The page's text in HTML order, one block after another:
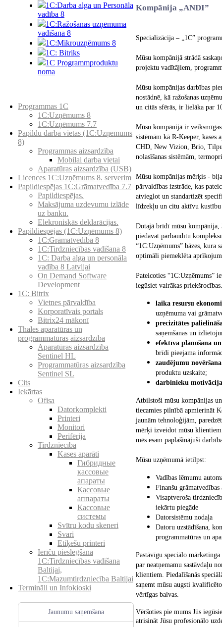
1C:Darba alga un Personāla
vadība 8
1C:Ražošanas uzņēmuma
vadīšana 8
1С:Мikrouzņēmums 8
1C: Bitriks
1C Programmproduktu
noma
Programmas 1C
1C:Uzņēmums 8
1C:Uzņēmums 7.7
Papildu darba vietas (1C:Uzņēmums
8)
Programmas aizsardzība
Mobilai darba vietai
Aparatūras aizsardzība (USB)
Licences 1C:Uzņēmums 8. serverim
Papildiespējas 1C:Grāmatvedība 7.7
Papildiespējas.
Maksājuma uzdevumu izlāde
uz banku.
Elekroniskās deklarācijas.
Papildiespējas (1C:Uzņēmums 8)
1C:Grāmatvedība 8
1C:Tirdzniecības vadīšana 8
1С: Darba alga un personāla
vadība 8 Latvijai
On Demand Software
Development
1C: Bitrix
Vietnes pārvaldība
Korporatīvais portals
Bitrix24 mākonī
Thales aparatūras un
programmatūras aizsardzība
Aparatūras aizsardzība
Sentinel HL
Programmatūras aizsardzība
Sentinel SL
Cits
Iekārtas
Ofisa
Datorkomplekti
Printeri
Monitori
Perifērija
Tirdzniecība
Kases aparāti
Гибридные
кассовые
апараты
Кассовые
аппараты
Кассовые
системы
Svītru kodu skeneri
Svari
Etiķešu printeri
Ierīču pieslēgšana
1C:Tirdzniecības vadīšana
Baltijai,
1C:Mazumtirdzniecība Baltijai
Termināli un Infokioski
Jaunumu saņemšana
Kompānija „ANDI”
Specializācija – „1C”
Mūsu kompānijā strādā
projektu vadītājiem,
Mūsu kompānijas darbības
nostādnē, kā ražošanas
un citās sfērās, ir lielāka par
Mūsu kompānijā ir
sistēmām kā R-Keeper,
CHD, New Vizion, Brio,
nolasīšanas sistēmām,
Mūsu kompānijas mērķis -
pārvaldības izstrāde, kas
atvieglot un standartizēt
līdzekļu un citu aktīvu kustību
Dotajā brīdī mūsu kompānija,
piedāvāt pārbaudītu
“1C:Uzņēmums” bāzes, kura
optimāli piemeklēta
Pateicoties “1C:Uzņēmums”
iegūsiet vairākas
laika resursu
uzņēmuma vai
precizitātes
saņemšanas un
efektīva plānošana
brīdī pieejama
zaudējumu novēršana
produktu uzskaite;
darbinieku motivācija
Atbilstoši mūsu kompānijas
tiecamies pilnībā apmierināt
jaunām tehnoloģijām,
mērķi izveidot mūsu
mēs esam paplašinājuši
Mūsu uzņēmumā ietilpst:
Vadības lēmumu
Finanšu
Visaptveroša
iekārtu piegāde
Datorsistēmu nodaļa
Datoru uzstādīšana,
programmatūras un
Pastāvīgu speciālo
par neatņemamu sastāvdaļu
klientiem. Piedalīšanās
saņemt mūsu augsti
vērtīgas balvas.
Vēršoties pie mums Jūs
atrisināt Jūsu profesionālo